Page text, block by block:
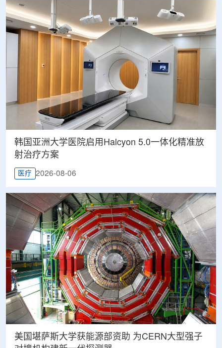
韩国亚洲大学医院启用Halcyon 5.0一体化精准放
射治疗方案
医疗 2026-08-06
美国堪萨斯大学获能源部资助 为CERN大型强子